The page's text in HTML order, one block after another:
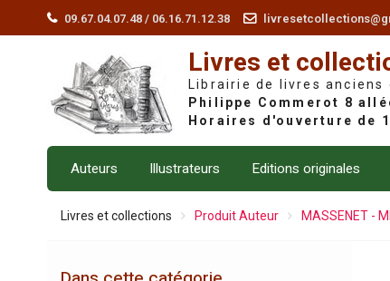
09.67.04.07.48 / 06.16.71.12.38
Livres et
Librairie de livres anciens
Auteurs Illustrateurs Editions originales
Livres et collections Produit Auteur MASSENET -